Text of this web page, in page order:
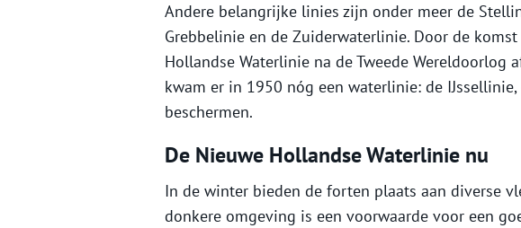
Andere belangrijke linies zijn onder meer de
Grebbelinie en de Zuiderwaterlinie. Door de
Hollandse Waterlinie na de Tweede Wereldoorlog
kwam er in 1950 nóg een waterlinie: de
beschermen.
De Nieuwe Hollandse Waterlinie nu
In de winter bieden de forten plaats aan diverse
donkere omgeving is een voorwaarde voor een